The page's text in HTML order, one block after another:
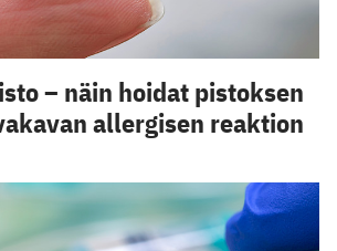
– näin hoidat pistoksen
allergisen reaktion